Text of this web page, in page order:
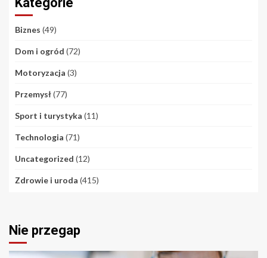
Biznes (49)
Dom i ogród (72)
Motoryzacja (3)
Przemysł(77)
Sport i turystyka (11)
Technologia (71)
Uncategorized (12)
Zdrowie i uroda (415)
Nie przegap